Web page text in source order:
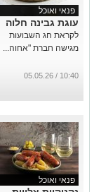
פנאי ואוכל
עוגת גבינה חלוה
לקראת חג השבועות
מגישה חברת "אחוה...
10:40 / 05.05.26
פנאי ואוכל